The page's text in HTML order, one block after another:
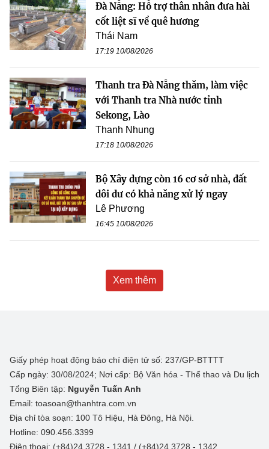
Đà Nẵng: Hỗ trợ thân nhân đưa hài
cốt liệt sĩ về quê hương
Thái Nam
17:19 10/08/2026
Thanh tra Đà Nẵng thăm, làm việc
với Thanh tra Nhà nước tỉnh
Sekong, Lào
Thanh Nhung
17:18 10/08/2026
Bộ Xây dựng còn 16 cơ sở nhà, đất
dôi dư có khả năng xử lý ngay
Lê Phương
16:45 10/08/2026
Xem thêm
Giấy phép hoạt động báo chí điện tử số: 237/GP-BTTTT
Cấp ngày: 30/08/2024; Nơi cấp: Bộ Văn hóa - Thể thao và Du lịch
Tổng Biên tập: Nguyễn Tuấn Anh
Email: toasoan@thanhtra.com.vn
Địa chỉ tòa soạn: 100 Tô Hiệu, Hà Đông, Hà Nội.
Hotline: 090.456.3399
Điện thoại: (+84)24 3728 - 1341 / (+84)24 3728 - 1342